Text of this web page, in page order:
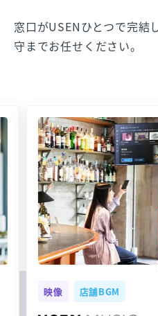
窓口がUSENひとつで完結
守までお任せください。
映像 店舗BGM